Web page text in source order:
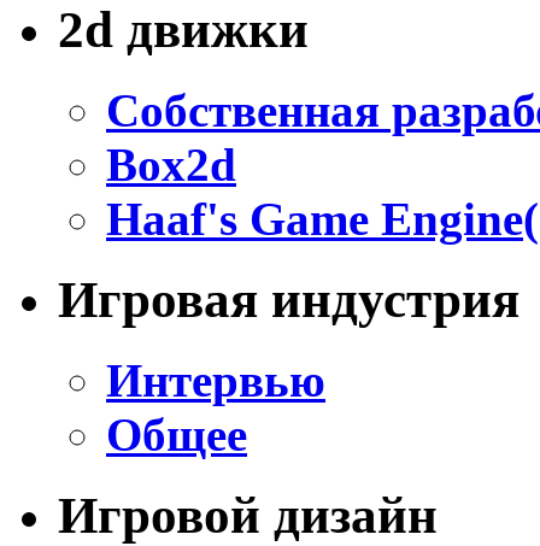
2d движки
Собственная
Box2d
Haaf's Game
Игровая индустрия
Интервью
Общее
Игровой дизайн